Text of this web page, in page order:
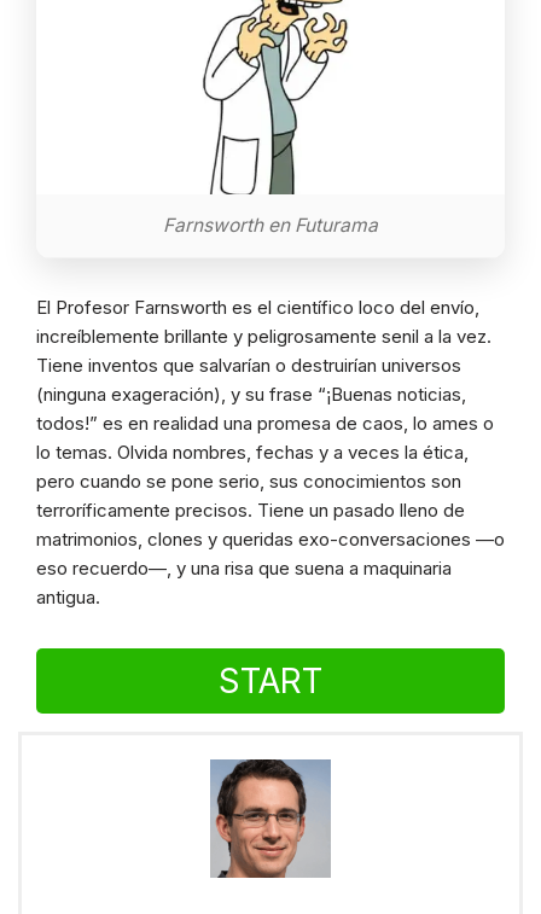
Farnsworth en Futurama
El Profesor Farnsworth es el científico loco del envío,
increíblemente brillante y peligrosamente senil a la vez.
Tiene inventos que salvarían o destruirían universos
(ninguna exageración), y su frase “¡Buenas noticias,
todos!” es en realidad una promesa de caos, lo ames o
lo temas. Olvida nombres, fechas y a veces la ética,
pero cuando se pone serio, sus conocimientos son
terroríficamente precisos. Tiene un pasado lleno de
matrimonios, clones y queridas exo-conversaciones —o
eso recuerdo—, y una risa que suena a maquinaria
antigua.
START